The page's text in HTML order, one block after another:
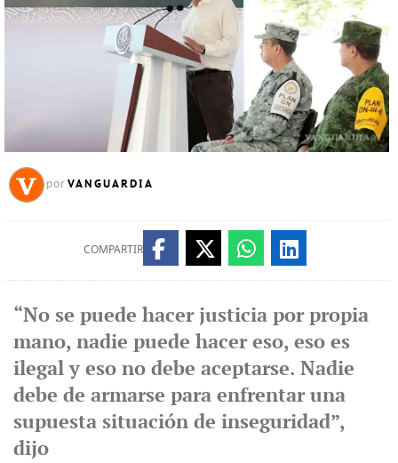
por VANGUARDIA
COMPARTIR
“No se puede hacer justicia por propia
mano, nadie puede hacer eso, eso es
ilegal y eso no debe aceptarse. Nadie
debe de armarse para enfrentar una
supuesta situación de inseguridad”,
dijo